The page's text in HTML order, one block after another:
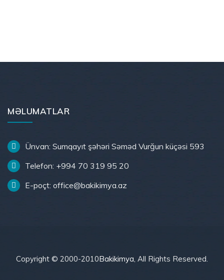
MƏLUMATLAR
Ünvan: Sumqayıt şəhəri Səməd Vurğun küçəsi 593
Telefon: +994 70 319 95 20
E-poçt: office@bakikimya.az
Copyright © 2000-2010Bakikimya, All Rights Reserved.